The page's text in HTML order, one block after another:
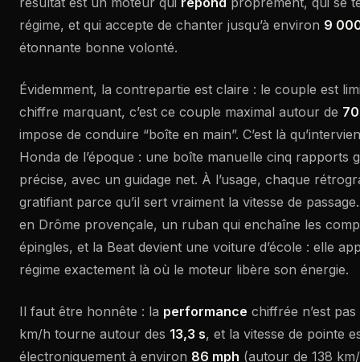
régime, et qui accepte de chanter jusqu’à environ 9
étonnante bonne volonté.
Évidemment, la contrepartie est claire : le couple est
chiffre marquant, c’est ce couple maximal autour de
impose de conduire “boîte en main”. C’est là
Honda de l’époque : une boîte manuelle cinq rapports
précise, avec un guidage net. À l’usage, chaque
gratifiant parce qu’il sert vraiment la vitesse de
en Drôme provençale, un ruban qui enchaîne les
épingles, et la Beat devient une voiture d’école : elle
régime exactement là où le moteur libère son énergie.
Il faut être honnête : la performance chiffrée n’est
km/h tourne autour des 13,3 s, et la vitesse de pointe
électroniquement à environ 86 mph (autour de 138